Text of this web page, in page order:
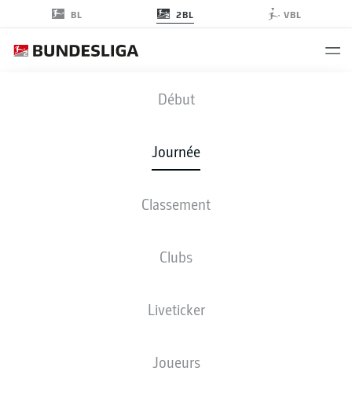
BL 2BL VBL
Début
Journée
Classement
Clubs
Liveticker
Joueurs
SGD - FCE
COMPOSITIONS STATISTIQUES
ven., 11.12.2026 - dim., 13.12.2026